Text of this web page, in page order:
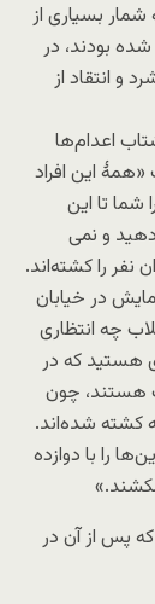
بسیاری از
بودند، در
و انتقاد از
اعدام‌ها
این افراد
شما تا این
و نمی
نفر را کشته‌اند.
در خیابان
چه انتظاری
هستید که در
هستند، چون
کشته شده‌اند.
را با دوازده
پس از آن در